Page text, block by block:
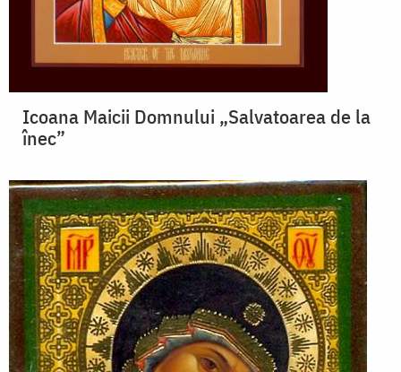
Icoana Maicii Domnului „Salvatoarea de la
înec”